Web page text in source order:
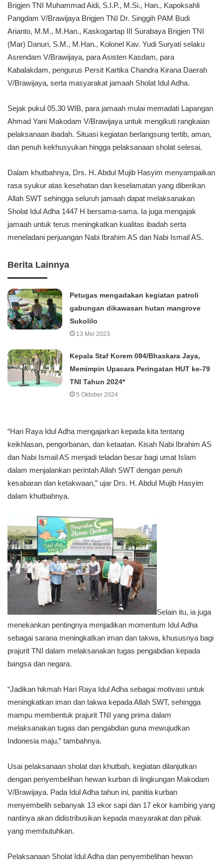
Brigjen TNI Muhammad Aidi, S.I.P., M.Si., Han., Kapoksahli
Pangdam V/Brawijaya Brigjen TNI Dr. Singgih PAM Budi
Arianto, M.M., M.Han., Kaskogartap III Surabaya Brigjen TNI
(Mar) Danuri, S.M., M.Han., Kolonel Kav. Yudi Suryati selaku
Asrendam V/Brawijaya, para Asisten Kasdam, para
Kabalakdam, pengurus Persit Kartika Chandra Kirana Daerah
V/Brawijaya, serta masyarakat jamaah Sholat Idul Adha.
Sejak pukul 05.30 WIB, para jamaah mulai memadati Lapangan
Ahmad Yani Makodam V/Brawijaya untuk mengikuti rangkaian
pelaksanaan ibadah. Situasi kegiatan berlangsung tertib, aman,
dan penuh kekhusyukan hingga pelaksanaan sholat selesai.
Dalam khutbahnya, Drs. H. Abdul Mujib Hasyim menyampaikan
rasa syukur atas kesehatan dan keselamatan yang diberikan
Allah SWT sehingga seluruh jamaah dapat melaksanakan
Sholat Idul Adha 1447 H bersama-sama. Ia juga mengajak
jamaah untuk terus meningkatkan kualitas ibadah serta
meneladani perjuangan Nabi Ibrahim AS dan Nabi Ismail AS.
Berita Lainnya
Petugas mengadakan kegiatan patroli
gabungan dikawasan hutan mangrove
Sukolilo
13 Mei 2023
Kepala Staf Korem 084/Bhaskara Jaya,
Memimpin Upacara Peringatan HUT ke-79
TNI Tahun 2024*
5 Oktober 2024
“Hari Raya Idul Adha mengajarkan kepada kita tentang
keikhlasan, pengorbanan, dan ketaatan. Kisah Nabi Ibrahim AS
dan Nabi Ismail AS menjadi teladan besar bagi umat Islam
dalam menjalankan perintah Allah SWT dengan penuh
kesabaran dan ketakwaan,” ujar Drs. H. Abdul Mujib Hasyim
dalam khutbahnya.
Selain itu, ia juga
menekankan pentingnya menjadikan momentum Idul Adha
sebagai sarana meningkatkan iman dan takwa, khususnya bagi
prajurit TNI dalam melaksanakan tugas pengabdian kepada
bangsa dan negara.
“Jadikan hikmah Hari Raya Idul Adha sebagai motivasi untuk
meningkatkan iman dan takwa kepada Allah SWT, sehingga
mampu membentuk prajurit TNI yang prima dalam
melaksanakan tugas dan pengabdian guna mewujudkan
Indonesia maju,” tambahnya.
Usai pelaksanaan sholat dan khutbah, kegiatan dilanjutkan
dengan penyembelihan hewan kurban di lingkungan Makodam
V/Brawijaya. Pada Idul Adha tahun ini, panitia kurban
menyembelih sebanyak 13 ekor sapi dan 17 ekor kambing yang
nantinya akan didistribusikan kepada masyarakat dan pihak
yang membutuhkan.
Pelaksanaan Sholat Idul Adha dan penyembelihan hewan